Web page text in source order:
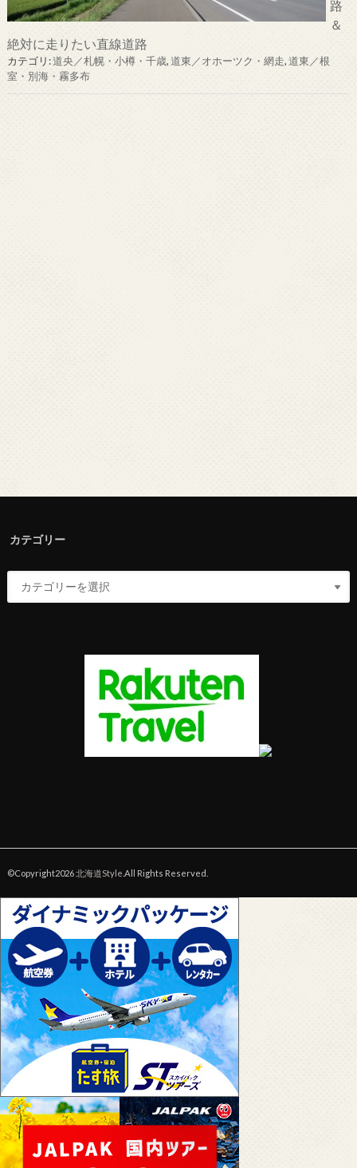
路
＆
絶対に走りたい直線道路
カテゴリ:道央／札幌・小樽・千歳,道東／オホーツク・網走,道東／根
室・別海・霧多布
カテゴリー
©Copyright2026北海道Style .All Rights Reserved.